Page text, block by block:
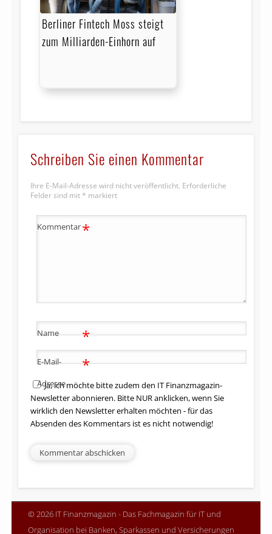
Berliner Fintech Moss steigt
zum Milliarden-Einhorn auf
Schreiben Sie einen Kommentar
Ihre E-Mail-Adresse wird nicht veröffentlicht. Erforderliche
Felder sind mit * markiert
Kommentar*
Name *
E-Mail-
Adresse
*
Ja, ich möchte bitte zudem den IT Finanzmagazin-
Newsletter abonnieren. Bitte NUR anklicken, wenn Sie
wirklich den Newsletter erhalten möchten - für das
Absenden des Kommentars ist es nicht notwendig!
© 2026 IT Finanzmagazin - Das Fachmagazin für IT und
Organisation bei Banken, Sparkassen und Versicherungen